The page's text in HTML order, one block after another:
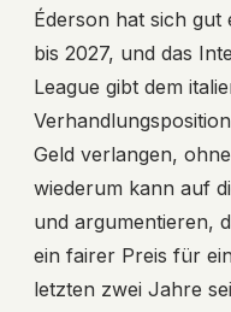
Éderson hat sich
bis 2027, und das
League gibt dem
Geld verlangen,
wiederum kann auf
und argumentieren,
ein fairer Preis für
letzten zwei Jahre